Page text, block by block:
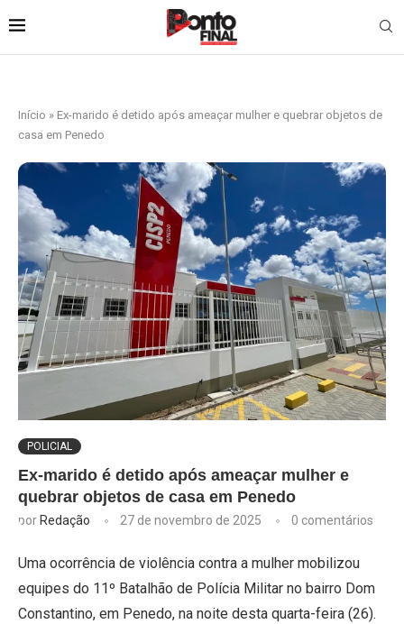
Início » Ex-marido é detido após ameaçar mulher e quebrar objetos de
casa em Penedo
POLICIAL
Ex-marido é detido após ameaçar mulher e
quebrar objetos de casa em Penedo
por Redação 27 de novembro de 2025 0 comentários
Uma ocorrência de violência contra a mulher mobilizou
equipes do 11º Batalhão de Polícia Militar no bairro Dom
Constantino, em Penedo, na noite desta quarta-feira (26).